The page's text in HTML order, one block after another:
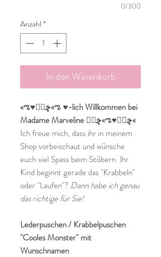
0/300
Anzahl *
In den Warenkorb
«ಌ♥ڿڰۣ«ಌ ♥-lich Willkommen bei
Madame Marveline ڿڰۣ«ಌ♥ڿڰۣ«
Ich freue mich, dass ihr in meinem
Shop vorbeischaut und wünsche
euch viel Spass beim Stöbern. Ihr
Kind beginnt gerade das "Krabbeln"
oder "Laufen"? Dann habe ich genau
das richtige für Sie!
Lederpuschen / Krabbelpuschen
"Cooles Monster" mit
Wunschnamen